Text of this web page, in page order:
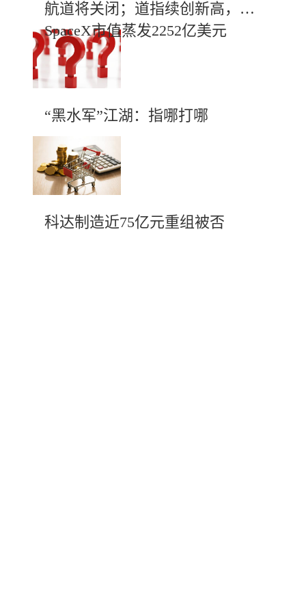
航道将关闭；道指续创新高，
SpaceX市值蒸发2252亿美元
“黑水军”江湖：指哪打哪
科达制造近75亿元重组被否